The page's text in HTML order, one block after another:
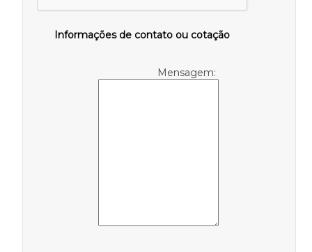
Informações de contato ou cotação
Mensagem: